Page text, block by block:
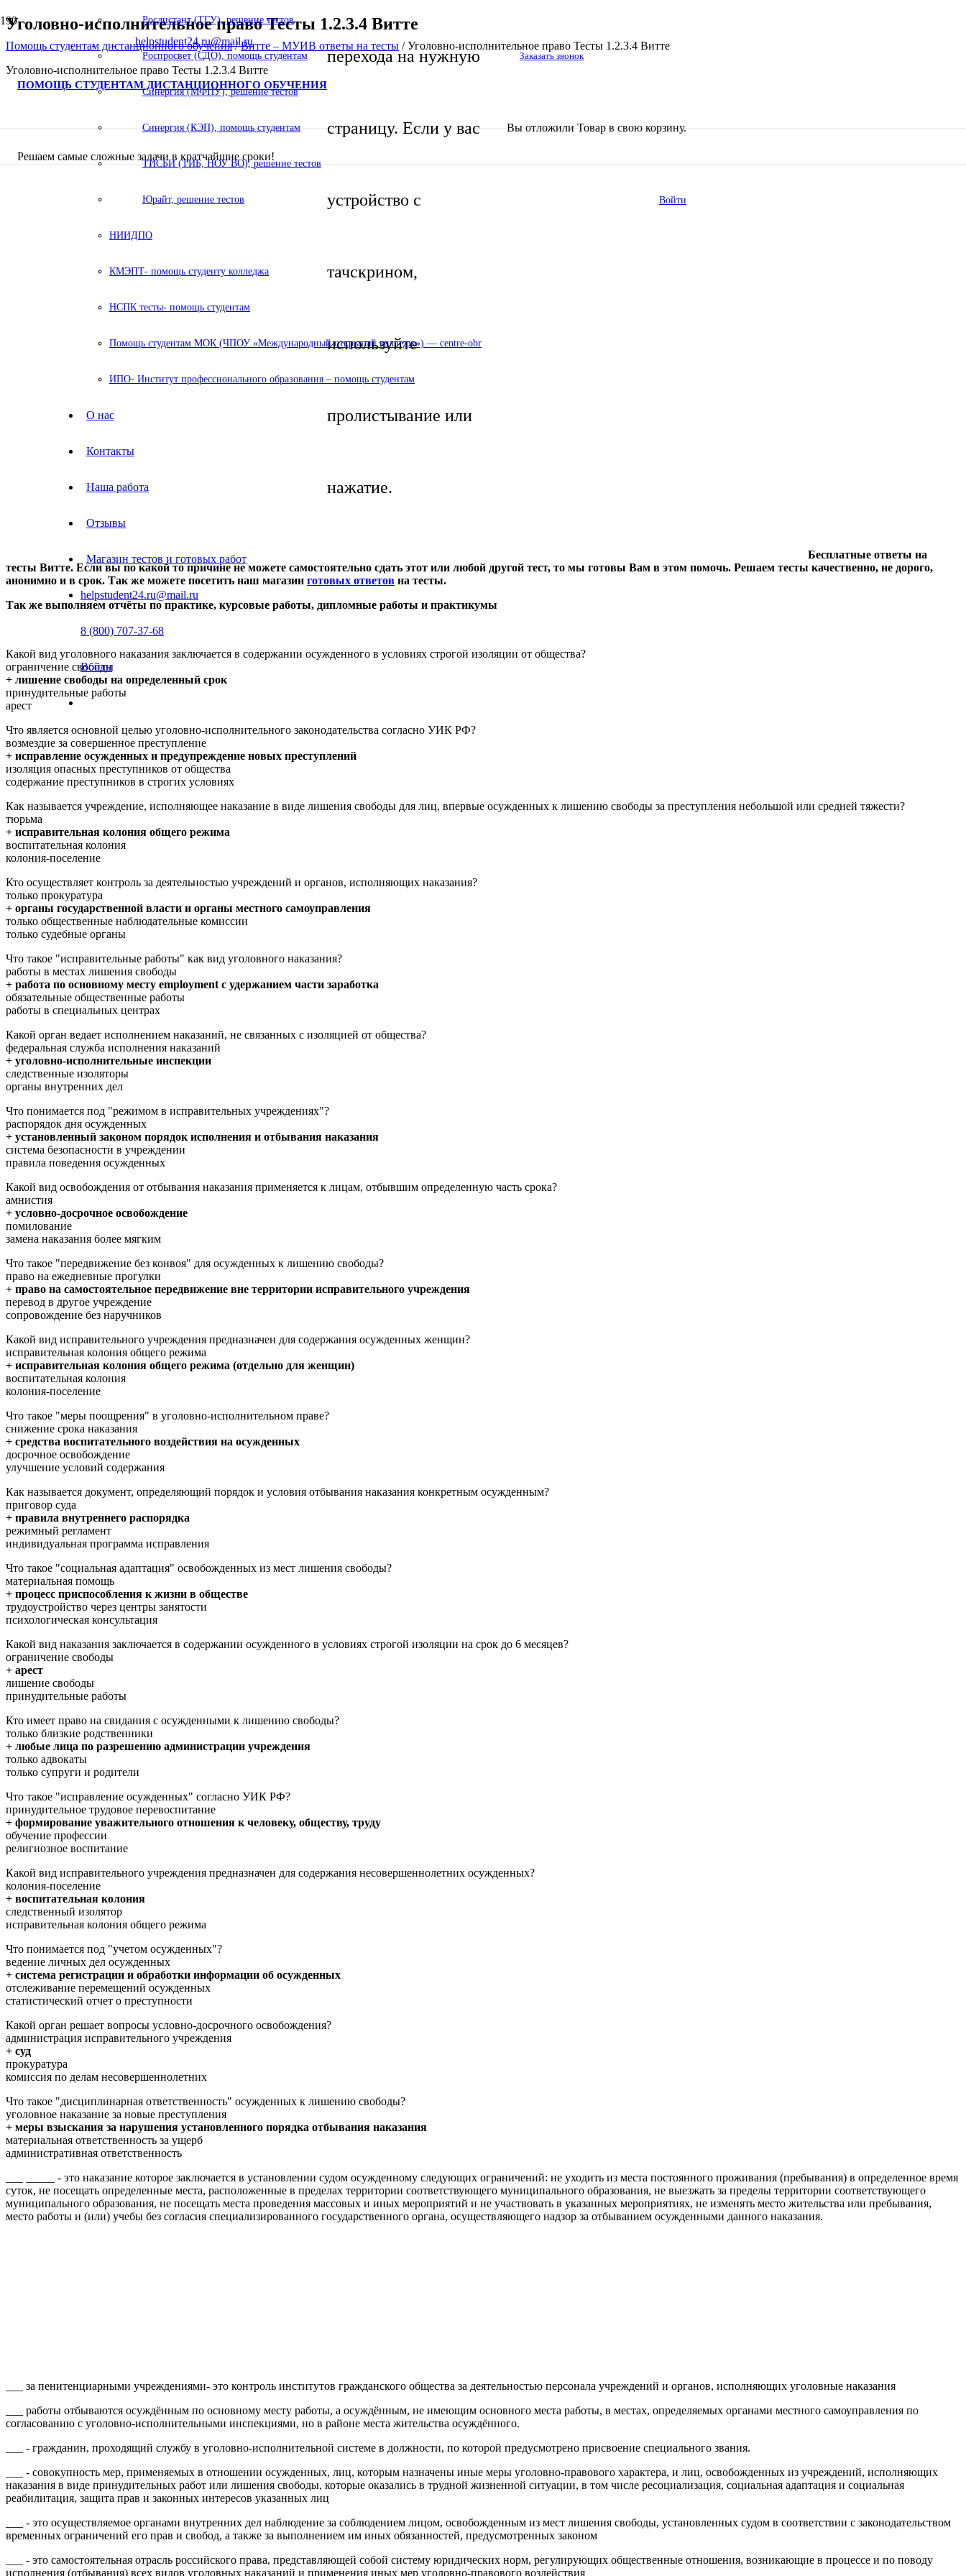
helpstudent24.ru@mail.ru
ПОМОЩЬ СТУДЕНТАМ ДИСТАНЦИОННОГО ОБУЧЕНИЯ
Решаем самые сложные задачи в кратчайшие сроки!
перехода на нужную
страницу. Если у вас
устройство с
тачскрином,
используйте
пролистывание или
нажатие.
Заказать звонок
Вы отложили Товар в свою корзину.
Войти
Росдистант (ТГУ), решение тестов
Роспросвет (СДО), помощь студентам
Синергия (МФПУ), решение тестов
Синергия (КЭП), помощь студентам
ТИСБИ (ТИБ, НОУ ВО), решение тестов
Юрайт, решение тестов
НИИДПО
КМЭПТ- помощь студенту колледжа
НСПК тесты- помощь студентам
Помощь студентам МОК (ЧПОУ «Международный открытый колледж») — centre-obr
ИПО- Институт профессионального образования – помощь студентам
О нас
Контакты
Наша работа
Отзывы
Магазин тестов и готовых работ
helpstudent24.ru@mail.ru
8 (800) 707-37-68
Войти
Уголовно-исполнительное право Тесты 1.2.3.4 Витте
Помощь студентам дистанционного обучения/Витте – МУИВ ответы на тесты /Уголовно-исполнительное право Тесты 1.2.3.4 Витте
Уголовно-исполнительное право Тесты 1.2.3.4 Витте
Бесплатные ответы на
тесты Витте. Если вы по какой то причине не можете самостоятельно сдать этот или любой другой тест, то мы готовы Вам в этом помочь. Решаем тесты качественно, не дорого,
анонимно и в срок. Так же можете посетить наш магазин готовых ответов на тесты.
Так же выполняем отчёты по практике, курсовые работы, дипломные работы и практикумы
Какой вид уголовного наказания заключается в содержании осужденного в условиях строгой изоляции от общества?
ограничение свободы
+ лишение свободы на определенный срок
принудительные работы
арест
Что является основной целью уголовно-исполнительного законодательства согласно УИК РФ?
возмездие за совершенное преступление
+ исправление осужденных и предупреждение новых преступлений
изоляция опасных преступников от общества
содержание преступников в строгих условиях
Как называется учреждение, исполняющее наказание в виде лишения свободы для лиц, впервые осужденных к лишению свободы за преступления небольшой или средней тяжести?
тюрьма
+ исправительная колония общего режима
воспитательная колония
колония-поселение
Кто осуществляет контроль за деятельностью учреждений и органов, исполняющих наказания?
только прокуратура
+ органы государственной власти и органы местного самоуправления
только общественные наблюдательные комиссии
только судебные органы
Что такое "исправительные работы" как вид уголовного наказания?
работы в местах лишения свободы
+ работа по основному месту employment с удержанием части заработка
обязательные общественные работы
работы в специальных центрах
Какой орган ведает исполнением наказаний, не связанных с изоляцией от общества?
федеральная служба исполнения наказаний
+ уголовно-исполнительные инспекции
следственные изоляторы
органы внутренних дел
Что понимается под "режимом в исправительных учреждениях"?
распорядок дня осужденных
+ установленный законом порядок исполнения и отбывания наказания
система безопасности в учреждении
правила поведения осужденных
Какой вид освобождения от отбывания наказания применяется к лицам, отбывшим определенную часть срока?
амнистия
+ условно-досрочное освобождение
помилование
замена наказания более мягким
Что такое "передвижение без конвоя" для осужденных к лишению свободы?
право на ежедневные прогулки
+ право на самостоятельное передвижение вне территории исправительного учреждения
перевод в другое учреждение
сопровождение без наручников
Какой вид исправительного учреждения предназначен для содержания осужденных женщин?
исправительная колония общего режима
+ исправительная колония общего режима (отдельно для женщин)
воспитательная колония
колония-поселение
Что такое "меры поощрения" в уголовно-исполнительном праве?
снижение срока наказания
+ средства воспитательного воздействия на осужденных
досрочное освобождение
улучшение условий содержания
Как называется документ, определяющий порядок и условия отбывания наказания конкретным осужденным?
приговор суда
+ правила внутреннего распорядка
режимный регламент
индивидуальная программа исправления
Что такое "социальная адаптация" освобожденных из мест лишения свободы?
материальная помощь
+ процесс приспособления к жизни в обществе
трудоустройство через центры занятости
психологическая консультация
Какой вид наказания заключается в содержании осужденного в условиях строгой изоляции на срок до 6 месяцев?
ограничение свободы
+ арест
лишение свободы
принудительные работы
Кто имеет право на свидания с осужденными к лишению свободы?
только близкие родственники
+ любые лица по разрешению администрации учреждения
только адвокаты
только супруги и родители
Что такое "исправление осужденных" согласно УИК РФ?
принудительное трудовое перевоспитание
+ формирование уважительного отношения к человеку, обществу, труду
обучение профессии
религиозное воспитание
Какой вид исправительного учреждения предназначен для содержания несовершеннолетних осужденных?
колония-поселение
+ воспитательная колония
следственный изолятор
исправительная колония общего режима
Что понимается под "учетом осужденных"?
ведение личных дел осужденных
+ система регистрации и обработки информации об осужденных
отслеживание перемещений осужденных
статистический отчет о преступности
Какой орган решает вопросы условно-досрочного освобождения?
администрация исправительного учреждения
+ суд
прокуратура
комиссия по делам несовершеннолетних
Что такое "дисциплинарная ответственность" осужденных к лишению свободы?
уголовное наказание за новые преступления
+ меры взыскания за нарушения установленного порядка отбывания наказания
материальная ответственность за ущерб
административная ответственность
___ _____ - это наказание которое заключается в установлении судом осужденному следующих ограничений: не уходить из места постоянного проживания (пребывания) в определенное время
суток, не посещать определенные места, расположенные в пределах территории соответствующего муниципального образования, не выезжать за пределы территории соответствующего
муниципального образования, не посещать места проведения массовых и иных мероприятий и не участвовать в указанных мероприятиях, не изменять место жительства или пребывания,
место работы и (или) учебы без согласия специализированного государственного органа, осуществляющего надзор за отбыванием осужденными данного наказания.
___ за пенитенциарными учреждениями- это контроль институтов гражданского общества за деятельностью персонала учреждений и органов, исполняющих уголовные наказания
___ работы отбываются осуждённым по основному месту работы, а осуждённым, не имеющим основного места работы, в местах, определяемых органами местного самоуправления по
согласованию с уголовно-исполнительными инспекциями, но в районе места жительства осуждённого.
___ - гражданин, проходящий службу в уголовно-исполнительной системе в должности, по которой предусмотрено присвоение специального звания.
___ - совокупность мер, применяемых в отношении осужденных, лиц, которым назначены иные меры уголовно-правового характера, и лиц, освобожденных из учреждений, исполняющих
наказания в виде принудительных работ или лишения свободы, которые оказались в трудной жизненной ситуации, в том числе ресоциализация, социальная адаптация и социальная
реабилитация, защита прав и законных интересов указанных лиц
___ - это осуществляемое органами внутренних дел наблюдение за соблюдением лицом, освобожденным из мест лишения свободы, установленных судом в соответствии с законодательством
временных ограничений его прав и свобод, а также за выполнением им иных обязанностей, предусмотренных законом
___ - это самостоятельная отрасль российского права, представляющей собой систему юридических норм, регулирующих общественные отношения, возникающие в процессе и по поводу
исполнения (отбывания) всех видов уголовных наказаний и применения иных мер уголовно-правового воздействия